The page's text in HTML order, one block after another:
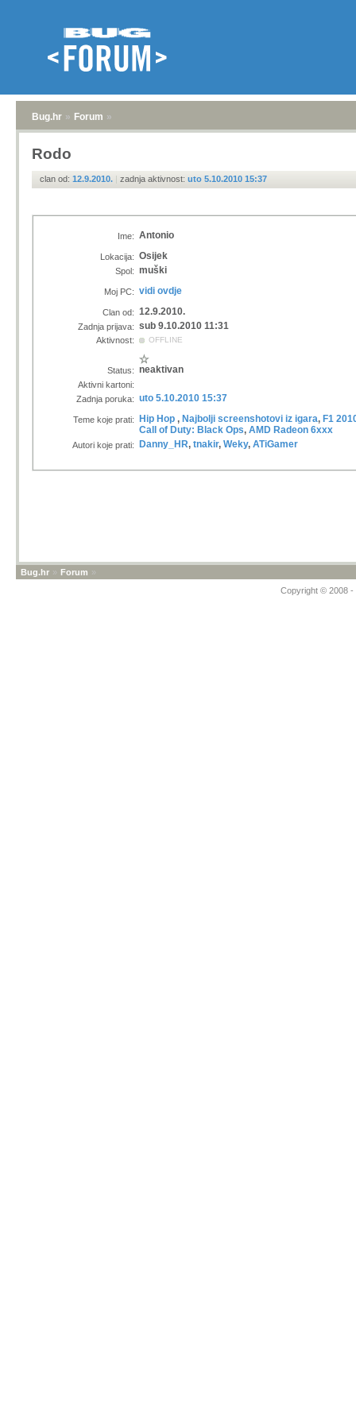
Bug.hr » Forum »
Rodo
clan od: 12.9.2010. | zadnja aktivnost: uto 5.10.2010 15:37
Ime: Antonio
Lokacija: Osijek
Spol: muški
Moj PC: vidi ovdje
Clan od: 12.9.2010.
Zadnja prijava: sub 9.10.2010 11:31
Aktivnost: OFFLINE
Status: neaktivan
Aktivni kartoni:
Zadnja poruka: uto 5.10.2010 15:37
Teme koje prati: Hip Hop , Najbolji screenshotovi iz igara, F1
Call of Duty: Black Ops, AMD Radeon 6xxx
Autori koje prati: Danny_HR, tnakir, Weky, ATiGamer
Bug.hr » Forum »
Copyright © 2008 -